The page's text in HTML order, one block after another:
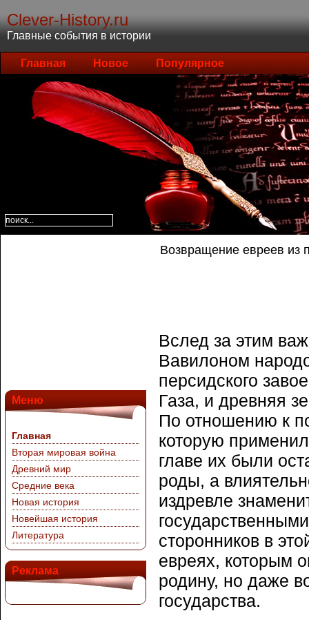
Clever-History.ru
Главные события в истории
Главная Новое Популярное
Меню
Главная
Вторая мировая война
Древний мир
Средние века
Новая история
Новейшая история
Литература
Реклама
Возвращение евреев из
Вслед за этим
Вавилоном
персидского
Газа, и древняя
По отношению к
которую
главе их были
роды, а
издревле
сторонников в
евреях, которым
родину, но даже
государства.